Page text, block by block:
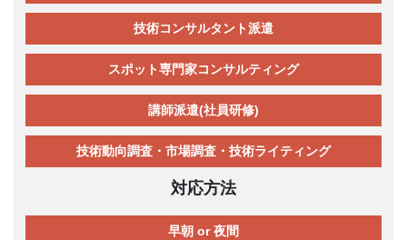
技術コンサルタント派遣
スポット専門家コンサルティング
講師派遣(社員研修)
技術動向調査・市場調査・技術ライティング
対応方法
早朝 or 夜間